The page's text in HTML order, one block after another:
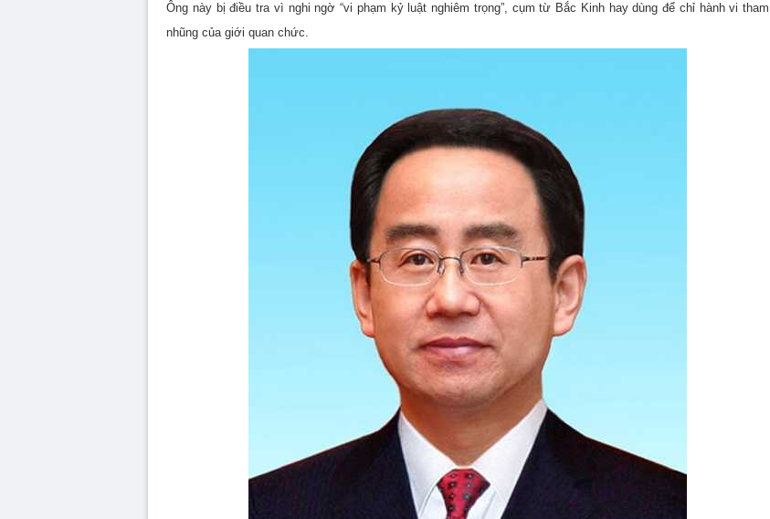
Ông này bị điều tra vì nghi ngờ “vi phạm kỷ luật nghiêm trọng”, cụm từ Bắc Kinh hay dùng để chỉ hành vi tham
nhũng của giới quan chức.